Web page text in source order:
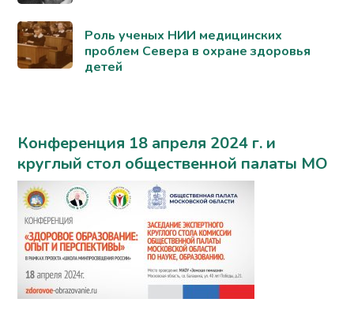
Роль ученых НИИ медицинских
проблем Севера в охране здоровья
детей
Конференция 18 апреля 2024 г. и
круглый стол общественной палаты МО